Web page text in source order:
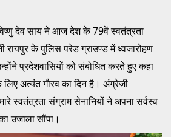
देव साय ने आज देश के 79वें स्वतंत्रता
रायपुर के पुलिस परेड ग्राउण्ड में ध्वजारोहण
प्रदेशवासियों को संबोधित करते हुए कहा
अत्यंत गौरव का दिन है। अंग्रेजी
स्वतंत्रता संग्राम सेनानियों ने अपना सर्वस्व
उजाला सौंपा।